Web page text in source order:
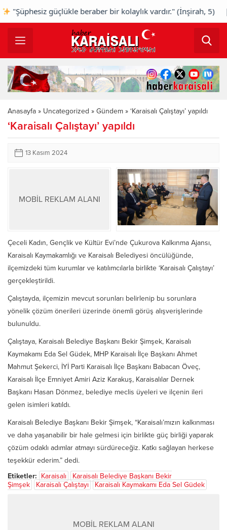
güçlükle beraber bir kolaylık vardır." (İnşirah, 5) |
Anasayfa » Uncategorized » Gündem » ‘Karaisalı Çalıştayı’ yapıldı
‘Karaisalı Çalıştayı’ yapıldı
13 Kasım 2024
MOBİL REKLAM ALANI
Çeceli Kadın, Gençlik ve Kültür Evi’nde Çukurova Kalkınma Ajansı,
Karaisalı Kaymakamlığı ve Karaisalı Belediyesi öncülüğünde,
ilçemizdeki tüm kurumlar ve katılımcılarla birlikte ‘Karaisalı Çalıştayı’
gerçekleştirildi.
Çalıştayda, ilçemizin mevcut sorunları belirlenip bu sorunlara
yönelik çözüm önerileri üzerinde önemli görüş alışverişlerinde
bulunuldu.
Çalıştaya, Karaisalı Belediye Başkanı Bekir Şimşek, Karaisalı
Kaymakamı Eda Sel Güdek, MHP Karaisalı İlçe Başkanı Ahmet
Mahmut Şekerci, İYİ Parti Karaisalı İlçe Başkanı Babacan Öveç,
Karaisalı İlçe Emniyet Amiri Aziz Karakuş, Karaisalılar Dernek
Başkanı Hasan Dönmez, belediye meclis üyeleri ve ilçenin ileri
gelen isimleri katıldı.
Karaisalı Belediye Başkanı Bekir Şimşek, “Karaisalı’mızın kalkınması
ve daha yaşanabilir bir hale gelmesi için birlikte güç birliği yaparak
çözüm odaklı adımlar atmayı sürdüreceğiz. Katkı sağlayan herkese
teşekkür ederim.” dedi.
Etiketler: Karaisalı
Karaisalı Belediye Başkanı Bekir
Şimşek
Karaisalı Çalıştayı Karaisalı Kaymakamı Eda Sel Güdek
MOBİL REKLAM ALANI